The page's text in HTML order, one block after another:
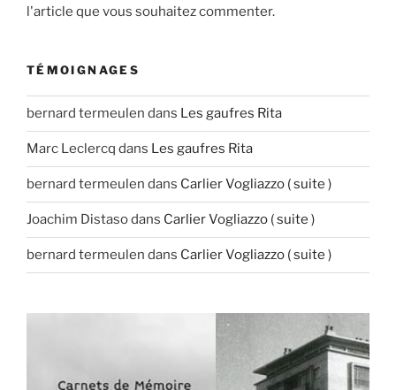
l'article que vous souhaitez commenter.
TÉMOIGNAGES
bernard termeulen dans Les gaufres Rita
Marc Leclercq dans Les gaufres Rita
bernard termeulen dans Carlier Vogliazzo ( suite )
Joachim Distasodans Carlier Vogliazzo ( suite )
bernard termeulen dans Carlier Vogliazzo ( suite )